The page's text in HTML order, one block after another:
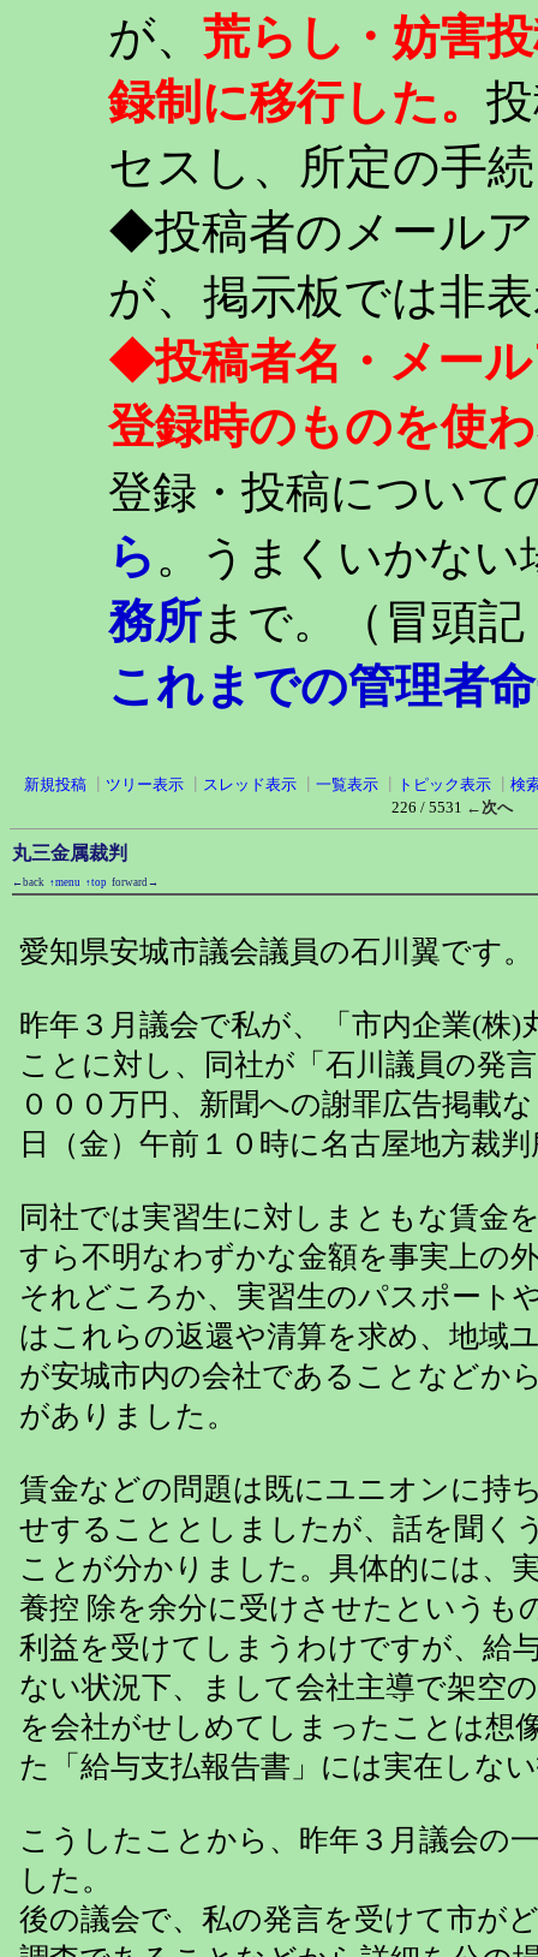
が、 荒らし・妨害
録制に移行した。
セスし、所定の手
◆投稿者のメール
が、掲示板では非
◆投稿者名・メー
登録時のものを使
登録・投稿について
ら。うまくいかない
務所まで。 （冒
これまでの管理者
新規投稿 ツリー表示 スレッド表示 一覧表示 トピック表示
検
226 / 5531 ←次へ
丸三金属裁判
←back ↑menu ↑top forward→
愛知県安城市議会議員の石川翼です。
昨年３月議会で私が、「市内企業(株
ことに対し、同社が「石川議員の発
０００万円、新聞への謝罪広告掲載
日（金）午前１０時に名古屋地方裁
同社では実習生に対しまともな賃金
すら不明なわずかな金額を事実上の
それどころか、実習生のパスポート
はこれらの返還や清算を求め、地域
が安城市内の会社であることなどか
がありました。
賃金などの問題は既にユニオンに持
せすることとしましたが、話を聞く
ことが分かりました。具体的には、
養控 除を余分に受けさせたというも
利益を受けてしまうわけですが、給
ない状況下、まして会社主導で架空
を会社がせしめてしまったことは想
た「給与支払報告書」には実在しな
こうしたことから、昨年３月議会の
した。
後の議会で、私の発言を受けて市が